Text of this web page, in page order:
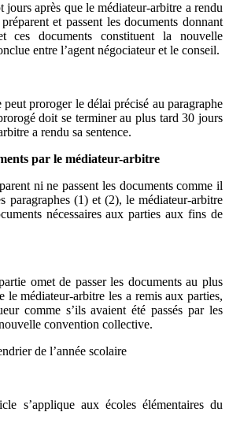
jours après que le médiateur-arbitre a rendu
et passent les documents donnant
ces documents constituent la nouvelle
entre l’agent négociateur et le conseil.
proroger le délai précisé au paragraphe
doit se terminer au plus tard 30 jours
a rendu sa sentence.
par le médiateur-arbitre
ni ne passent les documents comme il
paragraphes (1) et (2), le médiateur-arbitre
nécessaires aux parties aux fins de
omet de passer les documents au plus
le médiateur-arbitre les a remis aux parties,
comme s’ils avaient été passés par les
convention collective.
de l’année scolaire
s’applique aux écoles élémentaires du